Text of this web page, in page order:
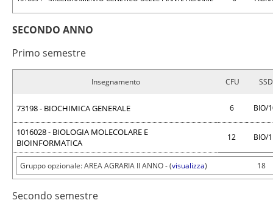
SECONDO ANNO
Primo semestre
Insegnamento CFU SSD
73198 - BIOCHIMICA GENERALE 6 BIO/
1016028 - BIOLOGIA MOLECOLARE E
BIOINFORMATICA
12 BIO/
Gruppo opzionale: AREA AGRARIA II ANNO - (visualizza) 18
Secondo semestre